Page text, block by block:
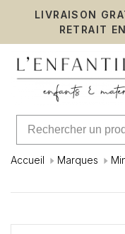
LIVRAISON
RETRAIT
Accueil Marques